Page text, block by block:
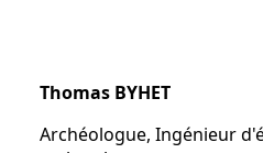
Thomas BYHET
Archéologue, Ingénieur